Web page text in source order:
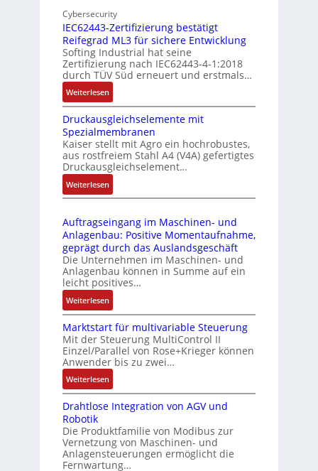
g
e
d
u
t
r
i
e
-
P
C
l
ä
s
s
s
i
c
h
f
l
e
x
i
b
e
l
f
ü
r
i
e
A
b
i
f
u
n
k
m
o
d
u
l
e
b
r
i
n
e
n
4
G
u
n
d
5
G
a
u
f
e
n
R
Cybersecurity
IEC62443-Zertifizierung bestätigt
Reifegrad ML3 für sichere Entwicklung
Softing Industrial hat seine
Zertifizierung nach IEC62443-4-1:2018
durch TÜV Süd erneuert und erstmals…
Weiterlesen:
I
E
C
6
2
4
4
3
Z
e
r
t
i
i
e
r
n
g
e
s
t
Druckausgleichselemente mit
Spezialmembranen
Kaiser stellt mit Agro ein hochrobustes,
aus rostfreiem Stahl A4 (V4A) gefertigtes
Druckausgleichselement…
Weiterlesen:
D
u
c
k
a
u
s
g
l
e
i
c
h
s
e
m
e
n
Auftragseingang im Maschinen- und
Anlagenbau: Positive Momentaufnahme,
geprägt durch das Auslandsgeschäft
Die Unternehmen im Maschinen- und
Anlagenbau können in Summe auf ein
leicht positives…
Weiterlesen:
A
u
f
t
r
a
g
s
i
n
g
Marktstart für multivariable Steuerung
Mit der Steuerung MultiControl II
Einzel/Parallel von Rose+Krieger können
Anwender bis zu zwei…
Weiterlesen:
M
a
k
t
s
Drahtlose Integration von AGV und
Robotik
Die Produktfamilie von Modibus zur
Vernetzung von Maschinen- und
Anlagensteuerungen ermöglicht die
Fernwartung…